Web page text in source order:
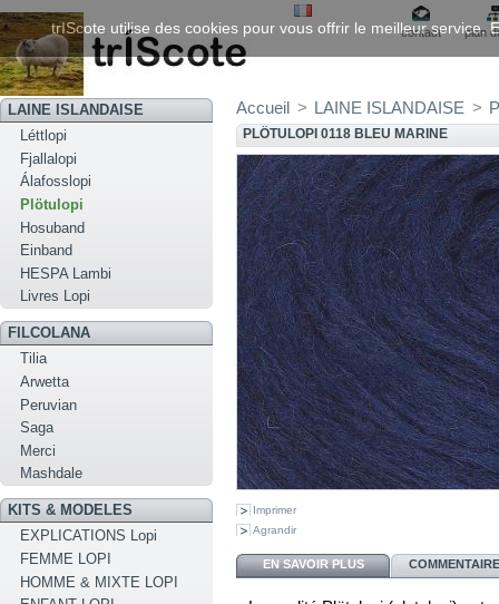
contact plan
LAINE ISLANDAISE
Léttlopi
Fjallalopi
Álafosslopi
Plötulopi
Hosuband
Einband
HESPA Lambi
Livres Lopi
FILCOLANA
Tilia
Arwetta
Peruvian
Saga
Merci
Mashdale
KITS & MODELES
EXPLICATIONS Lopi
FEMME LOPI
HOMME & MIXTE LOPI
Accueil > LAINE ISLANDAISE >
PLÖTULOPI 0118 BLEU MARINE
Imprimer
Agrandir
EN SAVOIR PLUS
trIScote utilise des cookies pour vous offrir le meilleur